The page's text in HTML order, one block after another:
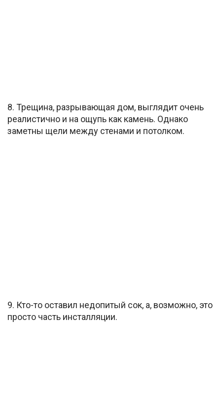
8. Трещина, разрывающая дом, выглядит очень
реалистично и на ощупь как камень. Однако
заметны щели между стенами и потолком.
9. Кто-то оставил недопитый сок, а, возможно, это
просто часть инсталляции.